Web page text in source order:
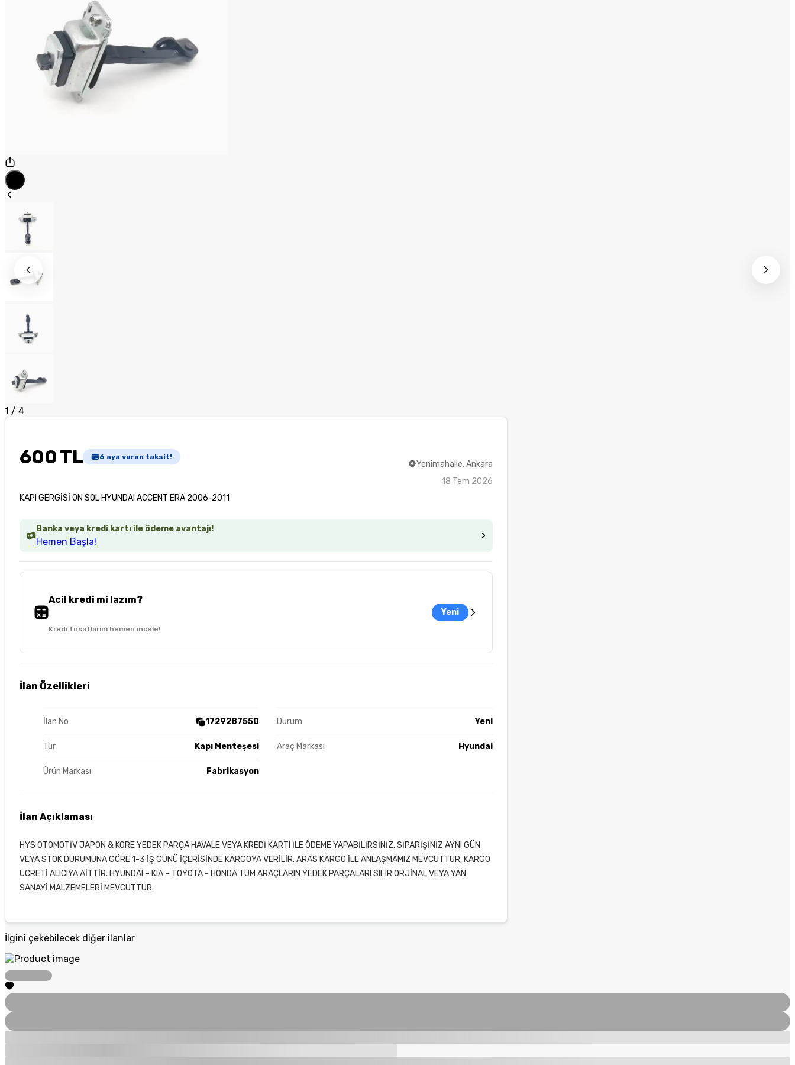
1 / 4
600 TL 6 aya varan taksit!
KAPI GERGİSİ ÖN SOL HYUNDAI ACCENT ERA 2006-2011
Yenimahalle, Ankara
18 Tem 2026
Banka veya kredi kartı ile ödeme avantajı!
Hemen Başla!
Acil kredi mi lazım?
Kredi fırsatlarını hemen incele!
Yeni
İlan Özellikleri
İlan No 1729287550 Durum Yeni
Tür Kapı Menteşesi Araç Markası Hyundai
Ürün Markası Fabrikasyon
İlan Açıklaması
HYS OTOMOTİV JAPON & KORE YEDEK PARÇA HAVALE VEYA KREDİ KARTI İLE ÖDEME YAPABİLİRSİNİZ. SİPARİŞİNİZ AYNI GÜN
VEYA STOK DURUMUNA GÖRE 1-3 İŞ GÜNÜ İÇERİSİNDE KARGOYA VERİLİR. ARAS KARGO İLE ANLAŞMAMIZ MEVCUTTUR, KARGO
ÜCRETİ ALICIYA AİTTİR. HYUNDAI – KIA – TOYOTA - HONDA TÜM ARAÇLARIN YEDEK PARÇALARI SIFIR ORJİNAL VEYA YAN
SANAYİ MALZEMELERİ MEVCUTTUR.
İlgini çekebilecek diğer ilanlar